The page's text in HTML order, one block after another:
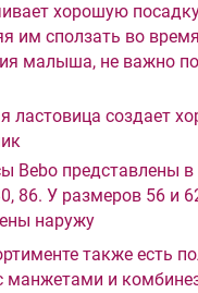
хорошую
им сползать во
малыша, не важно
ластовица создает
Bebo представлены
86. У размеров 56 и
наружу
также есть
манжетами и